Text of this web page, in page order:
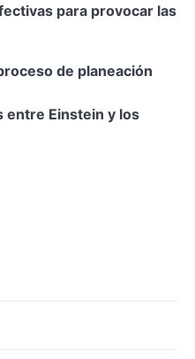
para provocar las
de planeación
entre Einstein y los